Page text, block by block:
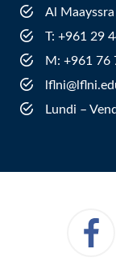
Al
​T: +961 29
​M: +961 76
Lundi –